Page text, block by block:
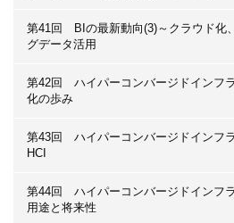
第41回 BIの最新動向(3)～クラウド化
グデータ活用
第42回 ハイパーコンバージドインフ
化の歩み
第43回 ハイパーコンバージドインフ
HCI
第44回 ハイパーコンバージドインフ
用途と将来性